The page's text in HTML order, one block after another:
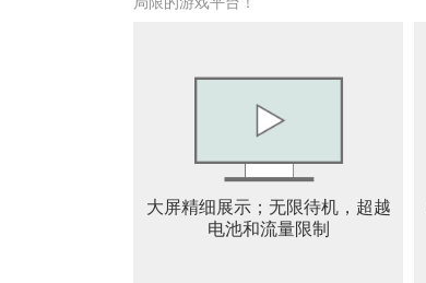
大屏精细展示；无限待机，超越
电池和流量限制